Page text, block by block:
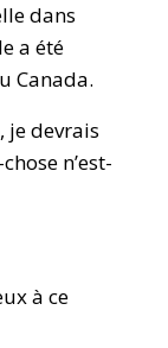
dans
a été
Canada.
je devrais
n’est-
à ce